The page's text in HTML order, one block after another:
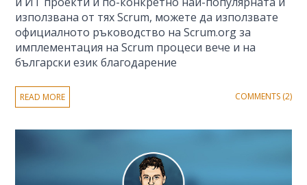
използвана от тях Scrum, можете да използвате
официалното ръководство на Scrum.org за
имплементация на Scrum процеси вече и на
български език благодарение
READ MORE COMMENTS (2)